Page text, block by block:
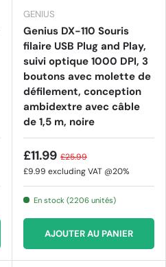
GENIUS
Genius DX-110 Souris
filaire USB Plug and Play,
suivi optique 1000 DPI, 3
boutons avec molette de
défilement, conception
ambidextre avec câble
de 1,5 m, noire
£11.99 £25.99
£9.99 excluding VAT @20%
En stock (2206 unités)
AJOUTER AU PANIER